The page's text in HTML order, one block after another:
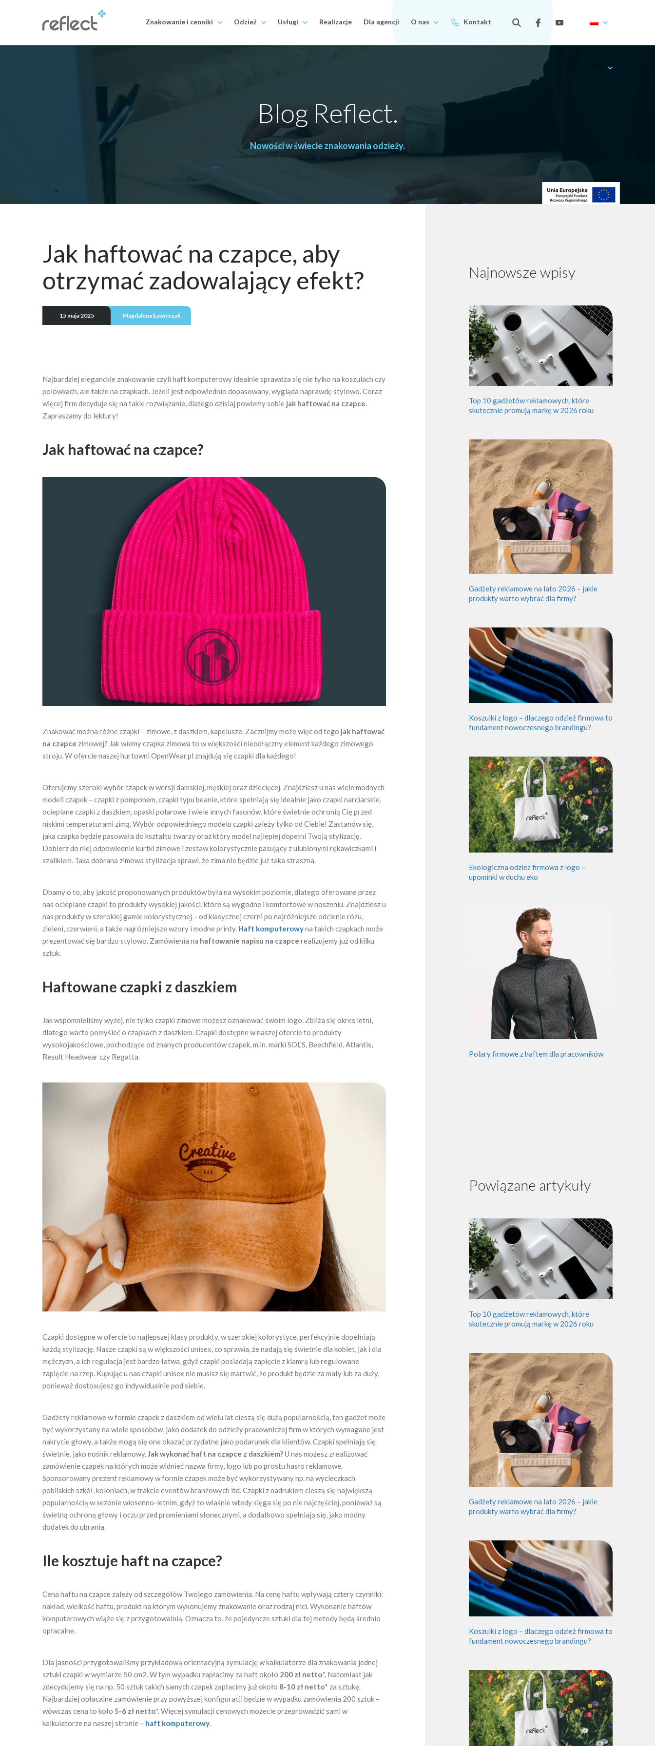
Znakowanie i cenniki Odzież Usługi Realizacje Dla agencji O nas Kontakt
PLN
Blog Reflect.
Nowości w świecie znakowania odzieży.
Jak haftować na czapce, aby
otrzymać zadowalający efekt?
15 maja 2025 Magdalena Ławniczak
Najbardziej eleganckie znakowanie czyli haft komputerowy idealnie sprawdza się nie tylko na koszulach czy
polówkach, ale także na czapkach. Jeżeli jest odpowiednio dopasowany, wygląda naprawdę stylowo. Coraz
więcej firm decyduje się na takie rozwiązanie, dlatego dzisiaj powiemy sobie jak haftować na czapce.
Zapraszamy do lektury!
Jak haftować na czapce?
Znakować można różne czapki – zimowe, z daszkiem, kapelusze. Zacznijmy może więc od tego jak haftować
na czapce zimowej? Jak wiemy czapka zimowa to w większości nieodłączny element każdego zimowego
stroju. W ofercie naszej hurtowni OpenWear.pl znajdują się czapki dla każdego!
Oferujemy szeroki wybór czapek w wersji damskiej, męskiej oraz dziecięcej. Znajdziesz u nas wiele modnych
modeli czapek – czapki z pomponem, czapki typu beanie, które spełniają się idealnie jako czapki narciarskie,
ocieplane czapki z daszkiem, opaski polarowe i wiele innych fasonów, które świetnie ochronią Cię przed
niskimi temperaturami zimą. Wybór odpowiedniego modelu czapki zależy tylko od Ciebie! Zastanów się,
jaka czapka będzie pasowała do kształtu twarzy oraz który model najlepiej dopełni Twoją stylizację.
Dobierz do niej odpowiednie kurtki zimowe i zestaw kolorystycznie pasujący z ulubionymi rękawiczkami i
szalikiem. Taka dobrana zimowa stylizacja sprawi, że zima nie będzie już taka straszna.
Dbamy o to, aby jakość proponowanych produktów była na wysokim poziomie, dlatego oferowane przez
nas ocieplane czapki to produkty wysokiej jakości, które są wygodne i komfortowe w noszeniu. Znajdziesz u
nas produkty w szerokiej gamie kolorystycznej – od klasycznej czerni po najróżniejsze odcienie różu,
zieleni, czerwieni, a także najróżniejsze wzory i modne printy. Haft komputerowyna takich czapkach może
prezentować się bardzo stylowo. Zamówienia na haftowanie napisu na czapce realizujemy już od kilku
sztuk.
Haftowane czapki z daszkiem
Jak wspomnieliśmy wyżej, nie tylko czapki zimowe możesz oznakować swoim logo. Zbliża się okres letni,
dlatego warto pomyśleć o czapkach z daszkiem. Czapki dostępne w naszej ofercie to produkty
wysokojakościowe, pochodzące od znanych producentów czapek, m.in. marki SOL’S, Beechfield, Atlantis,
Result Headwear czy Regatta.
Czapki dostępne w ofercie to najlepszej klasy produkty, w szerokiej kolorystyce, perfekcyjnie dopełniają
każdą stylizację. Nasze czapki są w większości unisex, co sprawia, że nadają się świetnie dla kobiet, jak i dla
mężczyzn, a ich regulacja jest bardzo łatwa, gdyż czapki posiadają zapięcie z klamrą lub regulowane
zapięcie na rzep. Kupując u nas czapki unisex nie musisz się martwić, że produkt będzie za mały lub za duży,
ponieważ dostosujesz go indywidualnie pod siebie.
Gadżety reklamowe w formie czapek z daszkiem od wielu lat cieszą się dużą popularnością, ten gadżet może
być wykorzystany na wiele sposobów, jako dodatek do odzieży pracowniczej firm w których wymagane jest
nakrycie głowy, a także mogą się one okazać przydatne jako podarunek dla klientów. Czapki spełniają się
świetnie, jako nośnik reklamowy.Jak wykonać haft na czapce z daszkiem?U nas możesz zrealizować
zamówienie czapek na których może widnieć nazwa firmy, logo lub po prostu hasło reklamowe.
Sponsorowany prezent reklamowy w formie czapek może być wykorzystywany np. na wycieczkach
pobliskich szkół, koloniach, w trakcie eventów branżowych itd. Czapki z nadrukiem cieszą się największą
popularnością w sezonie wiosenno-letnim, gdyż to właśnie wtedy sięga się po nie najczęściej, ponieważ są
świetną ochroną głowy i oczu przed promieniami słonecznymi, a dodatkowo spełniają się, jako modny
dodatek do ubrania.
Ile kosztuje haft na czapce?
Cena haftu na czapce zależy od szczegółów Twojego zamówienia. Na cenę haftu wpływają cztery czynniki:
nakład, wielkość haftu, produkt na którym wykonujemy znakowanie oraz rodzaj nici. Wykonanie haftów
komputerowych wiąże się z przygotowalnią. Oznacza to, że pojedyncze sztuki dla tej metody będą średnio
opłacalne.
Dla jasności przygotowaliśmy przykładową orientacyjną symulację w kalkulatorze dla znakowania jednej
sztuki czapki w wymiarze 50 cm2. W tym wypadku zapłacimy za haft około 200 zł netto*. Natomiast jak
zdecydujemy się na np. 50 sztuk takich samych czapek zapłacimy już około 8-10 zł netto* za sztukę.
Najbardziej opłacalne zamówienie przy powyższej konfiguracji będzie w wypadku zamówienia 200 sztuk –
wówczas cena to koło 5-6 zł netto*. Więcej symulacji cenowych możecie przeprowadzić sami w
kalkulatorze na naszej stronie – haft komputerowy.
Najnowsze wpisy
Top 10 gadżetów reklamowych, które
skutecznie promują markę w 2026 roku
Gadżety reklamowe na lato 2026 – jakie
produkty warto wybrać dla firmy?
Koszulki z logo – dlaczego odzież firmowa to
fundament nowoczesnego brandingu?
Ekologiczna odzież firmowa z logo –
upominki w duchu eko
Polary firmowe z haftem dla pracowników
Powiązane artykuły
Top 10 gadżetów reklamowych, które
skutecznie promują markę w 2026 roku
Gadżety reklamowe na lato 2026 – jakie
produkty warto wybrać dla firmy?
Koszulki z logo – dlaczego odzież firmowa to
fundament nowoczesnego brandingu?